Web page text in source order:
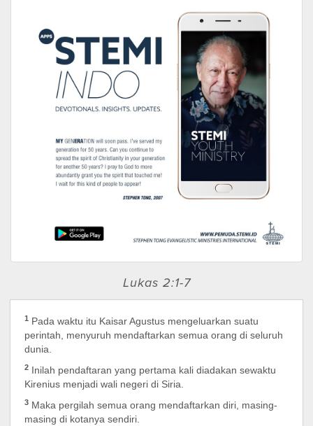
Lukas 2:1-7
1 Pada waktu itu Kaisar Agustus mengeluarkan suatu
perintah, menyuruh mendaftarkan semua orang di seluruh
dunia.
2 Inilah pendaftaran yang pertama kali diadakan sewaktu
Kirenius menjadi wali negeri di Siria.
3 Maka pergilah semua orang mendaftarkan diri, masing-
masing di kotanya sendiri.